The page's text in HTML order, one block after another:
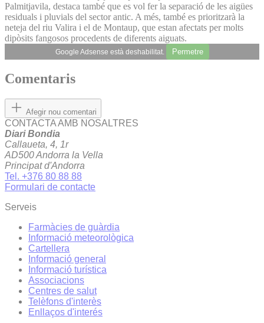
Palmitjavila, destaca també que es vol fer la separació de les aigües
residuals i pluvials del sector antic. A més, també es prioritzarà la
neteja del riu Valira i el de Montaup, que estan afectats per molts
dipòsits fangosos procedents de diferents aiguats.
Google Adsense està deshabilitat. Permetre
Comentaris
Afegir nou comentari
CONTACTA AMB NOSALTRES
Diari Bondia
Callaueta, 4, 1r
AD500 Andorra la Vella
Principat d'Andorra
Tel. +376 80 88 88
Formulari de contacte
Serveis
Farmàcies de guàrdia
Informació meteorològica
Cartellera
Informació general
Informació turística
Associacions
Centres de salut
Telèfons d'interès
Enllaços d'interés